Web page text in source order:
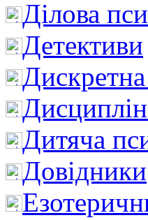
Ділова
Детективи
Дитяча
Довідники